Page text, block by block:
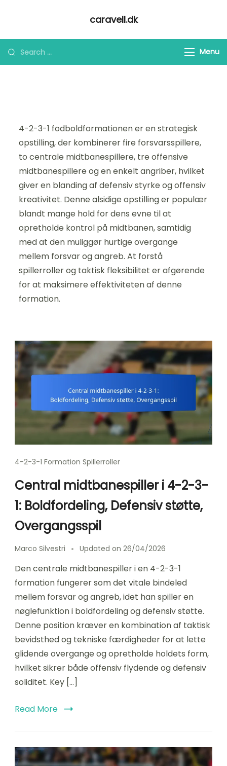
caravell.dk
Looking
for
Menu
4-2-3-1 fodboldformationen er en strategisk
opstilling, der kombinerer fire forsvarsspillere,
to centrale midtbanespillere, tre offensive
midtbanespillere og en enkelt angriber, hvilket
giver en blanding af defensiv styrke og offensiv
kreativitet. Denne alsidige opstilling er populær
blandt mange hold for dens evne til at
opretholde kontrol på midtbanen, samtidig
med at den muliggør hurtige overgange
mellem forsvar og angreb. At forstå
spillerroller og taktisk fleksibilitet er afgørende
for at maksimere effektiviteten af denne
formation.
4-2-3-1 Formation Spillerroller
Central midtbanespiller i 4-2-3-
1: Boldfordeling, Defensiv støtte,
Overgangsspil
Marco Silvestri Updated on 26/04/2026
Den centrale midtbanespiller i en 4-2-3-1
formation fungerer som det vitale bindeled
mellem forsvar og angreb, idet han spiller en
nøglefunktion i boldfordeling og defensiv støtte.
Denne position kræver en kombination af taktisk
bevidsthed og tekniske færdigheder for at lette
glidende overgange og opretholde holdets form,
hvilket sikrer både offensiv flydende og defensiv
soliditet. Key […]
Read More